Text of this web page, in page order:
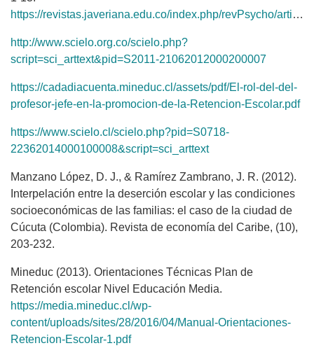
https://revistas.javeriana.edu.co/index.php/revPsycho/article/view/21944/23617
http://www.scielo.org.co/scielo.php?
script=sci_arttext&pid=S2011-21062012000200007
https://cadadiacuenta.mineduc.cl/assets/pdf/El-rol-del-del-
profesor-jefe-en-la-promocion-de-la-Retencion-Escolar.pdf
https://www.scielo.cl/scielo.php?pid=S0718-
22362014000100008&script=sci_arttext
Manzano López, D. J., & Ramírez Zambrano, J. R. (2012).
Interpelación entre la deserción escolar y las condiciones
socioeconómicas de las familias: el caso de la ciudad de
Cúcuta (Colombia). Revista de economía del Caribe, (10),
203-232.
Mineduc (2013). Orientaciones Técnicas Plan de
Retención escolar Nivel Educación Media.
https://media.mineduc.cl/wp-
content/uploads/sites/28/2016/04/Manual-Orientaciones-
Retencion-Escolar-1.pdf